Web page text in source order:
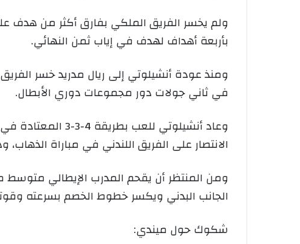
بأربعة أهداف لهدف في إياب ثمن النهائي.
ومنذ عودة أنشيلوتي إلى ريال مدريد خسر
في ثاني جولات دور مجموعات دوري الأبطال.
وعاد أنشيلوتي
الانتصار على الفريق اللندني في مباراة الذهاب،
ومن المنتظر أن يقحم المدرب الإيطالي متوسط
الجانب البدني ويكسر خطوط الخصم بسرعته
شكوك حول ميندي: